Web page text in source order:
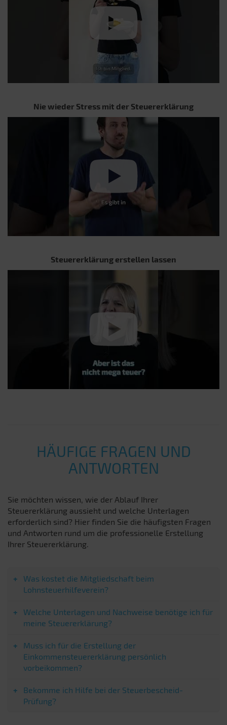
Nie wieder Stress mit der Steuererklärung
Steuererklärung erstellen lassen
HÄUFIGE FRAGEN UND
ANTWORTEN
Sie möchten wissen, wie der Ablauf Ihrer
Steuererklärung aussieht und welche Unterlagen
erforderlich sind? Hier finden Sie die häufigsten Fragen
und Antworten rund um die professionelle Erstellung
Ihrer Steuererklärung.
Was kostet die Mitgliedschaft beim
Lohnsteuerhilfeverein?
Welche Unterlagen und Nachweise benötige ich für
meine Steuererklärung?
Muss ich für die Erstellung der
Einkommensteuererklärung persönlich
vorbeikommen?
Bekomme ich Hilfe bei der Steuerbescheid-
Prüfung?